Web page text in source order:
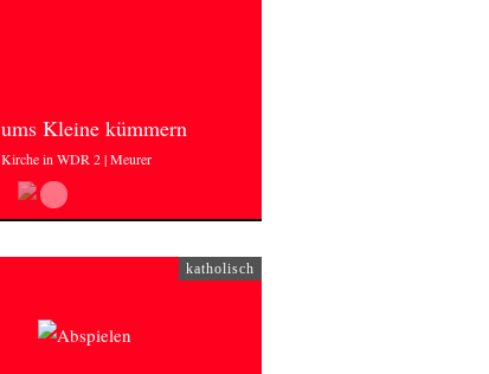
ums Kleine kümmern
Kirche in WDR 2 | Meurer
katholisch